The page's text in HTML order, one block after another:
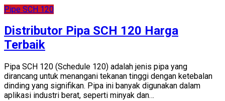
Pipe SCH 120
Distributor Pipa SCH 120 Harga
Terbaik
Pipa SCH 120 (Schedule 120) adalah jenis pipa yang
dirancang untuk menangani tekanan tinggi dengan ketebalan
dinding yang signifikan. Pipa ini banyak digunakan dalam
aplikasi industri berat, seperti minyak dan…